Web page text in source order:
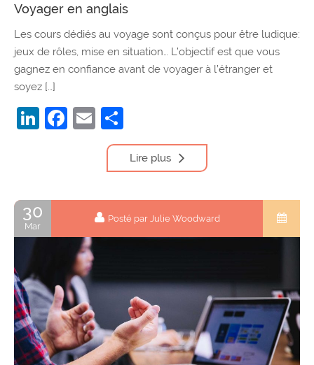
Voyager en anglais
Les cours dédiés au voyage sont conçus pour être ludique:
jeux de rôles, mise en situation… L’objectif est que vous
gagnez en confiance avant de voyager à l’étranger et
soyez […]
LinkedIn
Facebook
Email
Lire plus
30
Mar
Posté par Julie Woodward